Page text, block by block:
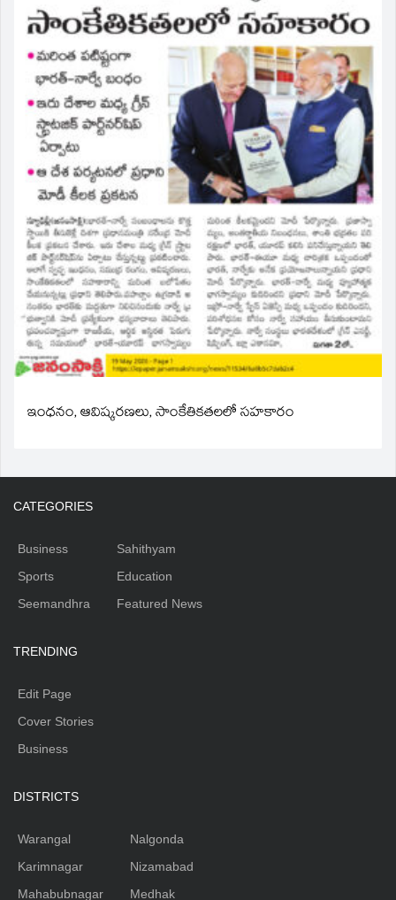
ఇంధనం, ఆవిష్కరణలు, సాంకేతికతలలో సహకారం
CATEGORIES
Business
Sports
Seemandhra
Sahithyam
Education
Featured News
TRENDING
Edit Page
Cover Stories
Business
DISTRICTS
Warangal
Karimnagar
Mahabubnagar
Nalgonda
Nizamabad
Medhak